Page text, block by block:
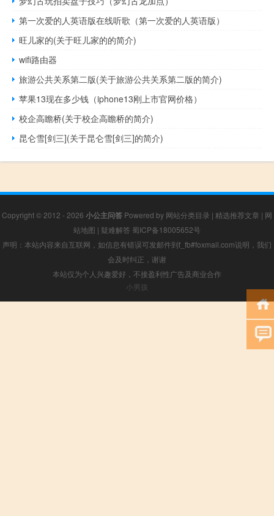
第一次爱的人英语版在线听歌（第一次爱的人英语版）
旺儿家的(关于旺儿家的的简介)
wifi路由器
旅游公共关系第二版(关于旅游公共关系第二版的简介)
苹果13现在多少钱（iphone13刚上市官网价格）
校企高瞻桥(关于校企高瞻桥的简介)
昆仑雪[剑三](关于昆仑雪[剑三]的简介)
Copyright © 2012 - 2026 小公主问答 Powered by 网站分类目录 | 精选推荐文章 | 网
站地图 | 疑难解答 蜀ICP备18005652号
声明：本站内容来自互联网，如信息有错误可发邮件到f_fb#foxmail.com说明，我们
会及时纠正，谢谢
本站仅为个人兴趣爱好，不接盈利性广告及商业合作
小男孩